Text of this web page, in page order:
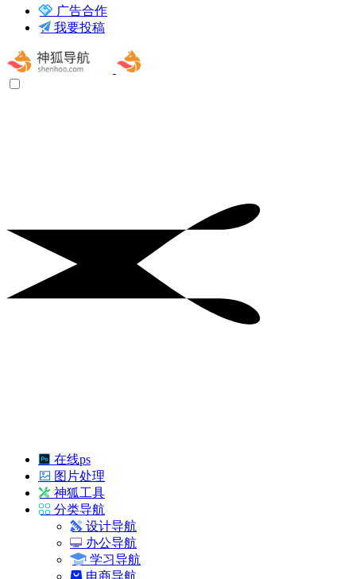
广告合作
我要投稿
在线ps
图片处理
神狐工具
分类导航
设计导航
办公导航
学习导航
电商导航